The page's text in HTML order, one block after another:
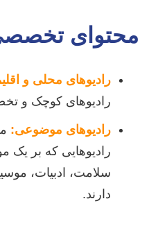
محتوای
رادیوهای محلی و
رادیوهای کوچک و
رادیوهای موضوعی:
رادیوهایی که بر یک
سلامت، ادبیات،
دارند.